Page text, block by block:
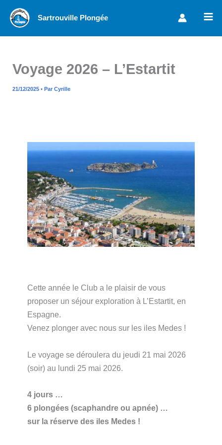
Sartrouville Plongée
Voyage 2026 – L’Estartit
21/12/2025• ParCyrille
Cette année le Club a le plaisir de vous
proposer un séjour exploration à L’Estartit, en
Espagne.
Venez plonger avec nous sur les iles Medes !
Le voyage se déroulera du jeudi 21 mai 2026
(soir) au lundi 25 mai 2026.
4 jours …
6 plongées (scaphandre ou apnée) …
sur la réserve des iles Medes !